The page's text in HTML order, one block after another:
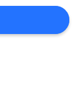
أخبار